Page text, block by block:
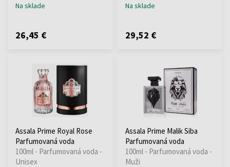
Na sklade
26,45 €
Na sklade
29,52 €
Assala Prime Royal Rose
Parfumovaná voda
100ml - Parfumovaná voda -
Unisex
Assala Prime Malik Siba
Parfumovaná voda
100ml - Parfumovaná voda -
Muži